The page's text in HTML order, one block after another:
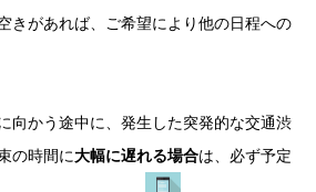
きがあれば、ご希望により他の日程への
向かう途中に、発生した突発的な交通渋
の時間に大幅に遅れる場合は、必ず予定